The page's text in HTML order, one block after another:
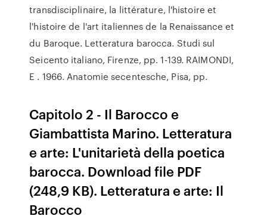
transdisciplinaire, la littérature, l'histoire et
l'histoire de l'art italiennes de la Renaissance et
du Baroque. Letteratura barocca. Studi sul
Seicento italiano, Firenze, pp. 1-139. RAIMONDI,
E . 1966. Anatomie secentesche, Pisa, pp.
Capitolo 2 - Il Barocco e
Giambattista Marino. Letteratura
e arte: L'unitarietà della poetica
barocca. Download file PDF
(248,9 KB). Letteratura e arte: Il
Barocco